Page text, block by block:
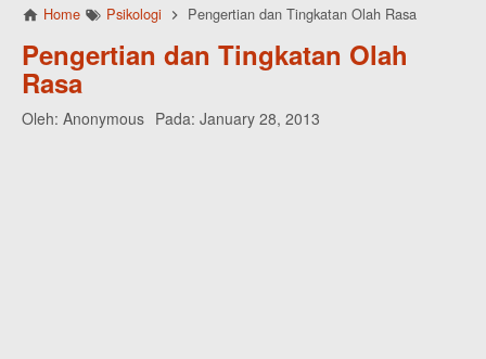
Home Psikologi Pengertian dan Tingkatan Olah Rasa
Pengertian dan Tingkatan Olah
Rasa
Oleh: Anonymous Pada: January 28, 2013